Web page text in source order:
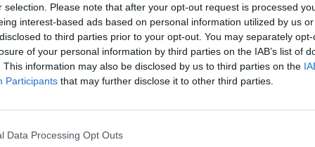
selection. Please note that after your opt-out request is processed
interest-based ads based on personal information utilized by us
to third parties prior to your opt-out. You may separately
of your personal information by third parties on the IAB’s list of
This information may also be disclosed by us to third parties on the
Participants that may further disclose it to other third parties.
Data Processing Opt Outs
της παραγράφου 1 δύναται να
απόφαση του Διοικητικού Συμβουλίου του
Κοινωνικής Ασφάλισης και Κοινωνικής
έως και σχεδόν μια βδομάδα πιο νωρίς.